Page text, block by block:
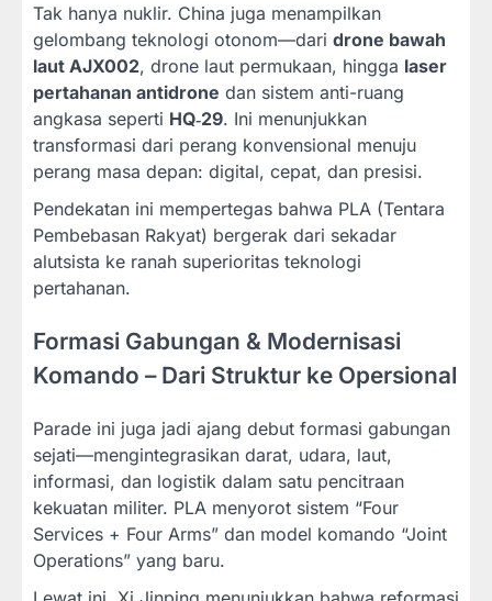
Tak hanya nuklir. China juga menampilkan
gelombang teknologi otonom—dari drone bawah
laut AJX002, drone laut permukaan, hingga laser
pertahanan antidrone dan sistem anti-ruang
angkasa seperti HQ‑29. Ini menunjukkan
transformasi dari perang konvensional menuju
perang masa depan: digital, cepat, dan presisi.
Pendekatan ini mempertegas bahwa PLA (Tentara
Pembebasan Rakyat) bergerak dari sekadar
alutsista ke ranah superioritas teknologi
pertahanan.
Formasi Gabungan & Modernisasi
Komando – Dari Struktur ke Opersional
Parade ini juga jadi ajang debut formasi gabungan
sejati—mengintegrasikan darat, udara, laut,
informasi, dan logistik dalam satu pencitraan
kekuatan militer. PLA menyorot sistem “Four
Services + Four Arms” dan model komando “Joint
Operations” yang baru.